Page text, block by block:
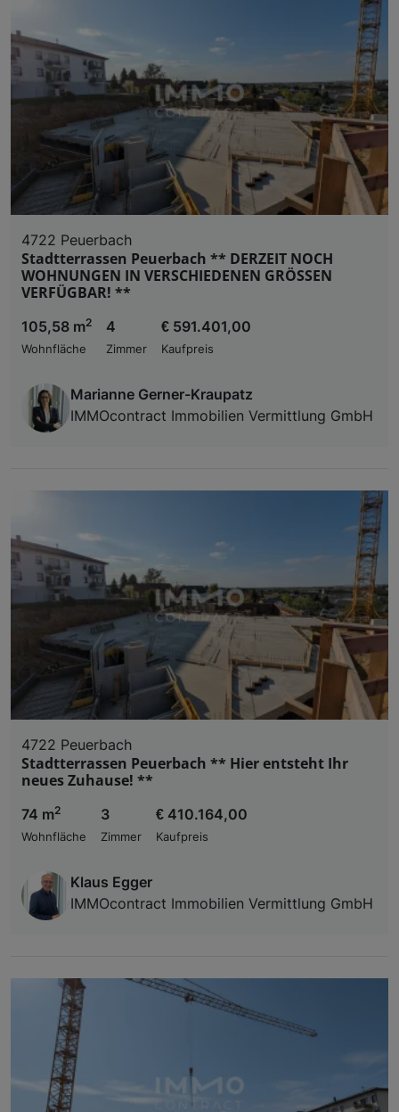
4722 Peuerbach
Stadtterrassen Peuerbach ** DERZEIT NOCH
WOHNUNGEN IN VERSCHIEDENEN GRÖSSEN
VERFÜGBAR! **
105,58 m2
Wohnfläche
4
Zimmer
€ 591.401,00
Kaufpreis
Marianne Gerner-Kraupatz
IMMOcontract Immobilien Vermittlung GmbH
4722 Peuerbach
Stadtterrassen Peuerbach ** Hier entsteht Ihr
neues Zuhause! **
74 m2
Wohnfläche
3
Zimmer
€ 410.164,00
Kaufpreis
Klaus Egger
IMMOcontract Immobilien Vermittlung GmbH